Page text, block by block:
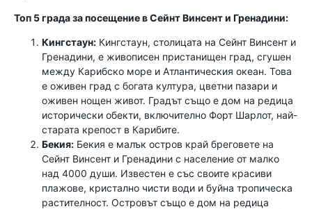
Топ 5 града за посещение в Сейнт Винсент и Гренадини:
Кингстаун: Кингстаун, столицата на Сейнт Винсент и
Гренадини, е живописен пристанищен град, сгушен
между Карибско море и Атлантическия океан. Това
е оживен град с богата култура, цветни пазари и
оживен нощен живот. Градът също е дом на редица
исторически обекти, включително Форт Шарлот, най-
старата крепост в Карибите.
Бекия: Бекия е малък остров край бреговете на
Сейнт Винсент и Гренадини с население от малко
над 4000 души. Известен е със своите красиви
плажове, кристално чисти води и буйна тропическа
растителност. Островът също е дом на редица